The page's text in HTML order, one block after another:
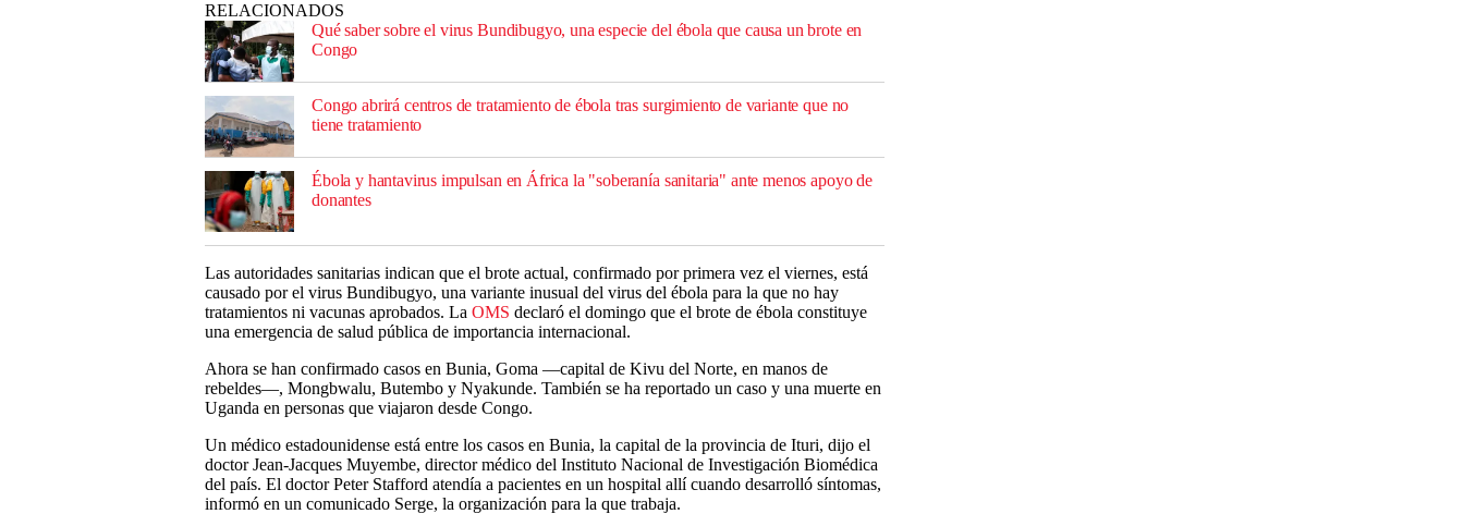
RELACIONADOS
Qué saber sobre el virus Bundibugyo, una especie del ébola que causa un brote en
Congo
Congo abrirá centros de tratamiento de ébola tras surgimiento de variante que no
tiene tratamiento
Ébola y hantavirus impulsan en África la "soberanía sanitaria" ante menos apoyo de
donantes
Las autoridades sanitarias indican que el brote actual, confirmado por primera vez el viernes, está
causado por el virus Bundibugyo, una variante inusual del virus del ébola para la que no hay
tratamientos ni vacunas aprobados. La OMS declaró el domingo que el brote de ébola constituye
una emergencia de salud pública de importancia internacional.
Ahora se han confirmado casos en Bunia, Goma —capital de Kivu del Norte, en manos de
rebeldes—, Mongbwalu, Butembo y Nyakunde. También se ha reportado un caso y una muerte en
Uganda en personas que viajaron desde Congo.
Un médico estadounidense está entre los casos en Bunia, la capital de la provincia de Ituri, dijo el
doctor Jean-Jacques Muyembe, director médico del Instituto Nacional de Investigación Biomédica
del país. El doctor Peter Stafford atendía a pacientes en un hospital allí cuando desarrolló síntomas,
informó en un comunicado Serge, la organización para la que trabaja.